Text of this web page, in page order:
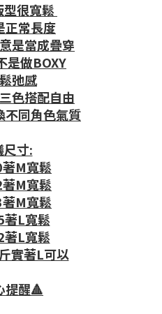
型很寬鬆
正常長度
是當成疊穿
是做BOXY
弛感
色搭配自由
不同角色氣質
尺寸:
M寬鬆
M寬鬆
M寬鬆
L寬鬆
L寬鬆
實著L可以
提醒🔺